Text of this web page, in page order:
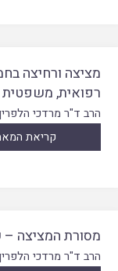
מציצה ורחיצה
רפואית,
הרב ד"ר מרדכי
קריאת
מסורת המציצה
הרב ד"ר מרדכי